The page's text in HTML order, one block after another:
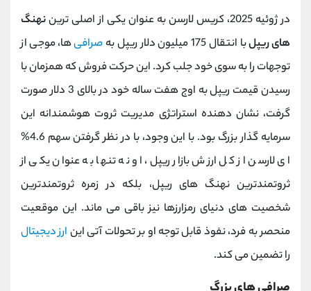
در ژوئیه 2025، کریس لارسن به عنوان یکی از اصلی‌ ترین
نهنگ
های ریپلبا انتقال 175 میلیون دلار ریپل به صرافی‌ها، موجی از
توجهات را به سوی خود جلب کرد. این حرکت فروش که همزمان با
رسیدن قیمت ریپل به اوج هفت ‌ساله خود در بالای 3 دلار صورت
گرفت، نشان ‌دهنده استراتژی مدیریت ثروت هوشمندانه این
سرمایه ‌گذار بزرگ بود. با این وجود، با در نظر گرفتن سهم 4.6%
ای لارسن از کل ارزش بازار ریپل، او نه تنها به عنوان یکی از
ثروتمندترین نهنگ های ریپل، بلکه در زمره ثروتمندترین
شخصیت ‌های دنیای رمزارزها نیز باقی می ‌ماند. این موقعیت
منحصر به فرد، نفوذ قابل توجه او بر تحولات آتی این ارز دیجیتال
را تضمین می کند.